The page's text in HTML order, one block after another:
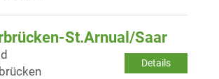
St.Arnual/Saar
Details